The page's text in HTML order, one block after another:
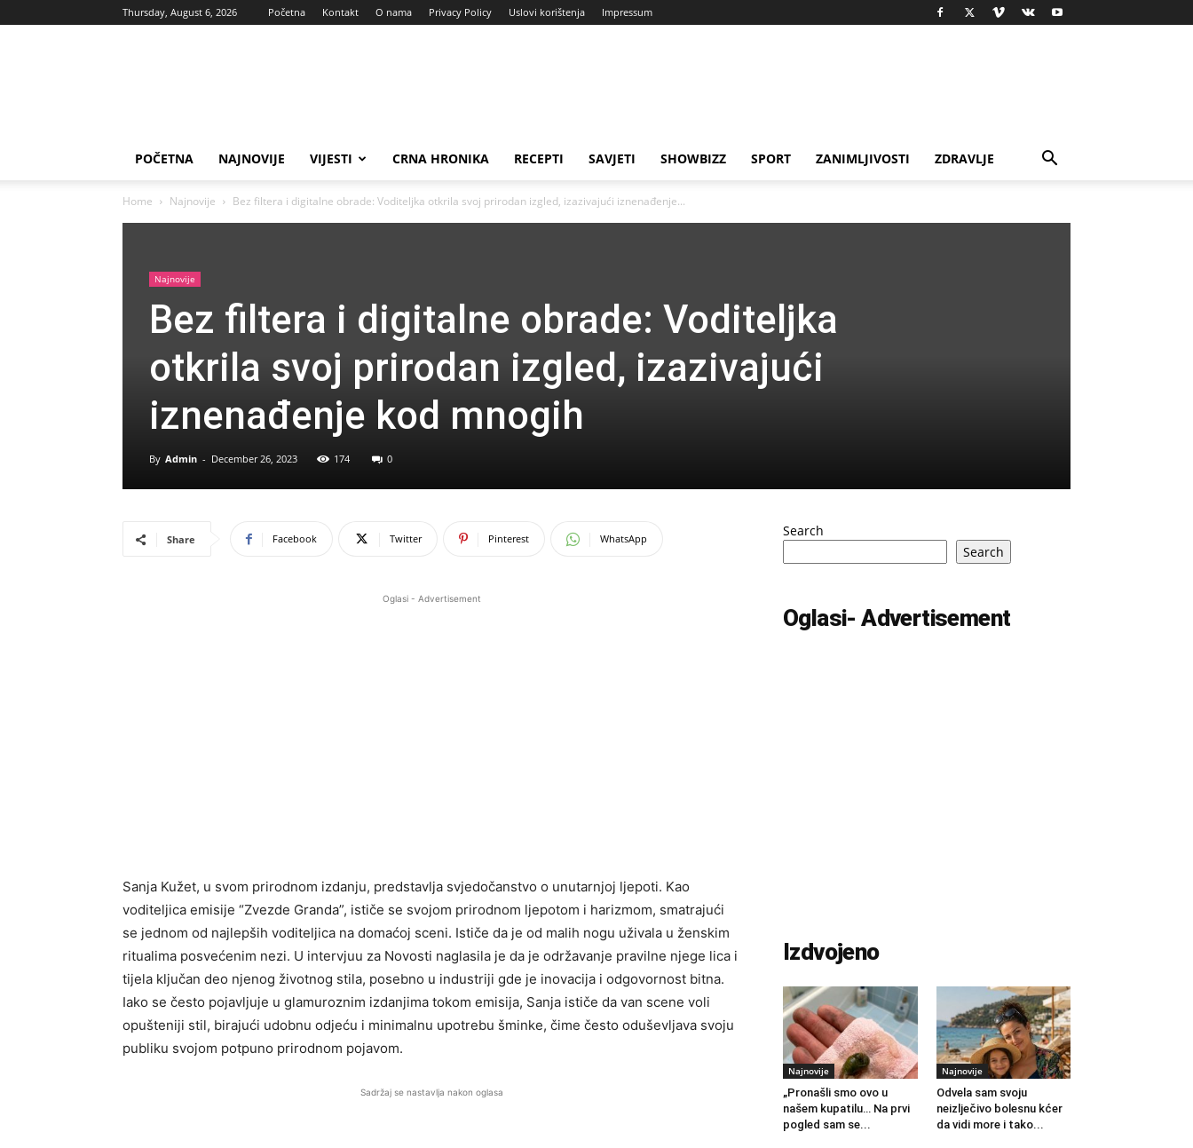
Thursday, August 6, 2026 Početna Kontakt O nama Privacy Policy Uslovi korištenja Impressum
POČETNA NAJNOVIJE VIJESTI CRNA HRONIKA RECEPTI SAVJETI SHOWBIZZ SPORT ZANIMLJIVOSTI ZDRAVLJE
Home Najnovije Bez filtera i digitalne obrade: Voditeljka otkrila svoj prirodan izgled, izazivajući iznenađenje...
Najnovije
Bez filtera i digitalne obrade: Voditeljka
otkrila svoj prirodan izgled, izazivajući
iznenađenje kod mnogih
By Admin - December 26, 2023 174 0
Share Facebook Twitter Pinterest WhatsApp
Oglasi - Advertisement
Sanja Kužet, u svom prirodnom izdanju, predstavlja svjedočanstvo o unutarnjoj ljepoti. Kao
voditeljica emisije “Zvezde Granda”, ističe se svojom prirodnom ljepotom i harizmom, smatrajući
se jednom od najlepših voditeljica na domaćoj sceni. Ističe da je od malih nogu uživala u ženskim
ritualima posvećenim nezi. U intervjuu za Novosti naglasila je da je održavanje pravilne njege lica i
tijela ključan deo njenog životnog stila, posebno u industriji gde je inovacija i odgovornost bitna.
Iako se često pojavljuje u glamuroznim izdanjima tokom emisija, Sanja ističe da van scene voli
opušteniji stil, birajući udobnu odjeću i minimalnu upotrebu šminke, čime često oduševljava svoju
publiku svojom potpuno prirodnom pojavom.
Sadržaj se nastavlja nakon oglasa
Search
Search
Oglasi- Advertisement
Izdvojeno
Najnovije
„Pronašli smo ovo u
našem kupatilu… Na prvi
pogled sam se...
Najnovije
Odvela sam svoju
neizlječivo bolesnu kćer
da vidi more i tako...